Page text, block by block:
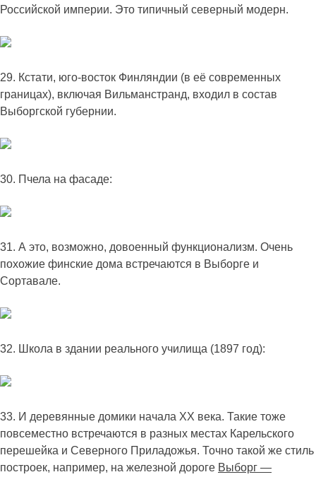
Российской империи. Это типичный северный модерн.
29. Кстати, юго-восток Финляндии (в её современных
границах), включая Вильманстранд, входил в состав
Выборгской губернии.
30. Пчела на фасаде:
31. А это, возможно, довоенный функционализм. Очень
похожие финские дома встречаются в Выборге и
Сортавале.
32. Школа в здании реального училища (1897 год):
33. И деревянные домики начала XX века. Такие тоже
повсеместно встречаются в разных местах Карельского
перешейка и Северного Приладожья. Точно такой же стиль
построек, например, на железной дороге Выборг —